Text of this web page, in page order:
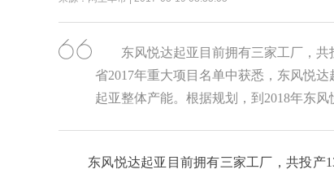
东风悦达起亚目前拥有三家工厂，
省2017年重大项目名单中获悉，东风悦
起亚整体产能。根据规划，到2018年东风
东风悦达起亚目前拥有三家工厂，共投产